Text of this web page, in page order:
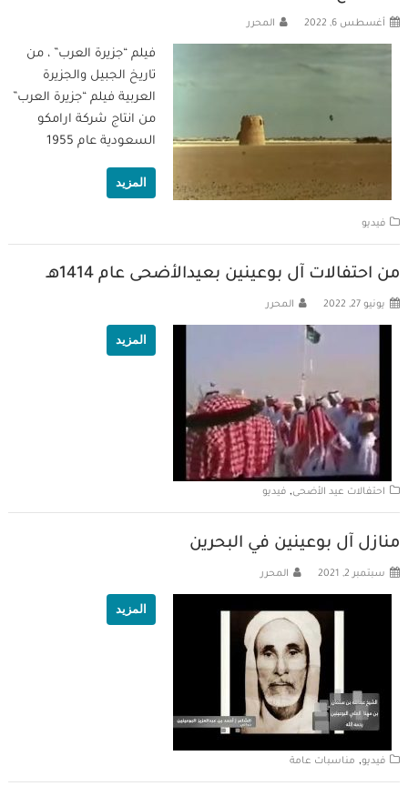
أغسطس 6, 2022 المحرر
فيلم “جزيرة العرب” ، من
تاريخ الجبيل والجزيرة
العربية فيلم “جزيرة العرب”
من انتاج شركة ارامكو
السعودية عام 1955
المزيد
فيديو
من احتفالات آل بوعينين بعيدالأضحى عام 1414هـ
يونيو 27, 2022 المحرر
المزيد
احتفالات عيد الأضحى,فيديو
منازل آل بوعينين في البحرين
سبتمبر 2, 2021 المحرر
المزيد
فيديو, مناسبات عامة